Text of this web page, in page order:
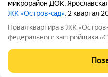
микрорайон ДОК,
ЖК «Остров-сад», 2 квартал
Новая квартира в ЖК
федерального застройщика
Девелопмент. Площадь